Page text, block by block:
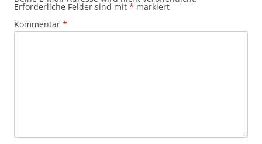
Erforderliche Felder sind mit * markiert
Kommentar *